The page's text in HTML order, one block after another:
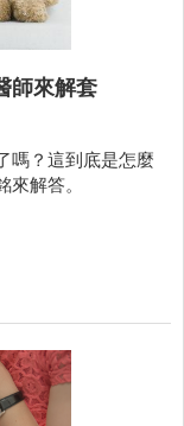
師來解套
嗎？這到底是怎麼
解答。